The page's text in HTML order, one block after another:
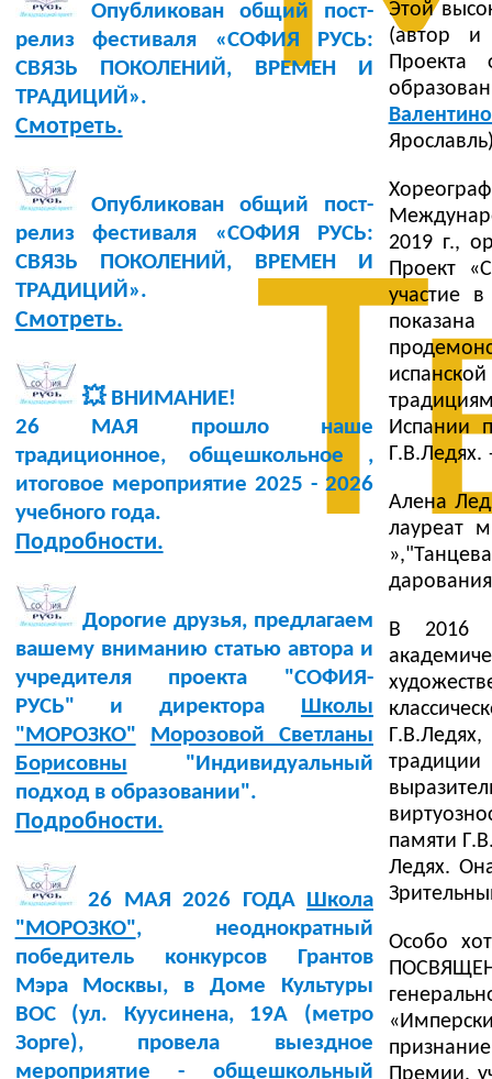
Опубликован общий пост-
релиз фестиваля «СОФИЯ РУСЬ:
СВЯЗЬ ПОКОЛЕНИЙ, ВРЕМЕН И
ТРАДИЦИЙ».
Смотреть.
Опубликован общий пост-
релиз фестиваля «СОФИЯ РУСЬ:
СВЯЗЬ ПОКОЛЕНИЙ, ВРЕМЕН И
ТРАДИЦИЙ».
Смотреть.
💥 ВНИМАНИЕ!
26 МАЯ прошло наше
традиционное, общешкольное ,
итоговое мероприятие 2025 - 2026
учебного года.
Подробности.
Дорогие друзья, предлагаем
вашему вниманию статью автора и
учредителя проекта "СОФИЯ-
РУСЬ" и директора Школы
"МОРОЗКО"
Морозовой Светланы
Борисовны "Индивидуальный
подход в образовании".
Подробности.
26 МАЯ 2026 ГОДА Школа
"МОРОЗКО", неоднократный
победитель конкурсов Грантов
Мэра Москвы, в Доме Культуры
BOC (ул. Куусинена, 19А (метро
Зорге), провела выездное
мероприятие - общешкольный
Этой
(автор и
Проекта
2019 г.,
Проект
участие
Испании
Алена
лауреат
В 2016
традиции
памяти
Ледях.
Особо
Премии,